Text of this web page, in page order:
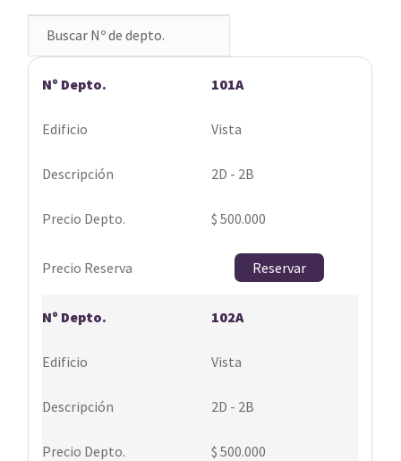
101A
Vista
2D - 2B
$ 500.000
Reservar
102A
Vista
2D - 2B
$ 500.000